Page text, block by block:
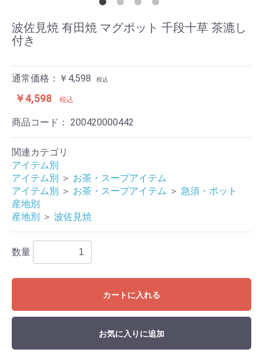
波佐見焼 有田焼 マグポット 千段十草 茶漉し
付き
通常価格：￥4,598 税込
￥4,598 税込
商品コード： 200420000442
関連カテゴリ
アイテム別
アイテム別
＞ お茶・スープアイテム
アイテム別
＞ お茶・スープアイテム ＞ 急須・ポット
産地別
産地別
＞ 波佐見焼
数量
カートに入れる
お気に入りに追加